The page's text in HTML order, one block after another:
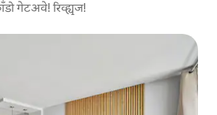
गेटअवे! रिव्ह्यूज!